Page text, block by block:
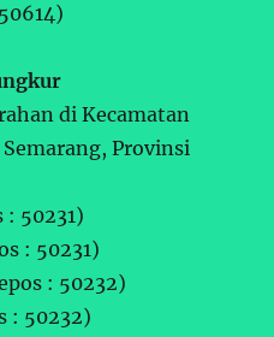
di Kecamatan
Provinsi
50231)
: 50231)
: 50232)
: 50232)